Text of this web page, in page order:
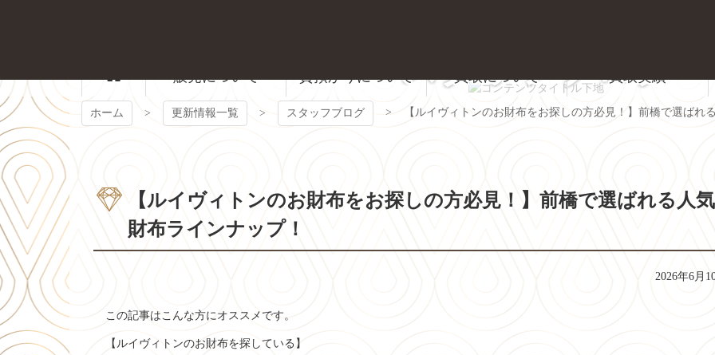
文
へ
ス
キ
ッ
プ
質屋かんてい局 前橋店
販売について 質預かりについて 買取について 買取実績
ホーム 更新情報一覧 スタッフブログ 【ルイヴィトンのお財布をお探しの方必見！】前橋で選ばれ
【ルイヴィトンのお財布をお探しの方必見！】前橋で選ばれる人
財布ラインナップ！
2026年6月
この記事はこんな方にオススメです。
【ルイヴィトンのお財布を探している】